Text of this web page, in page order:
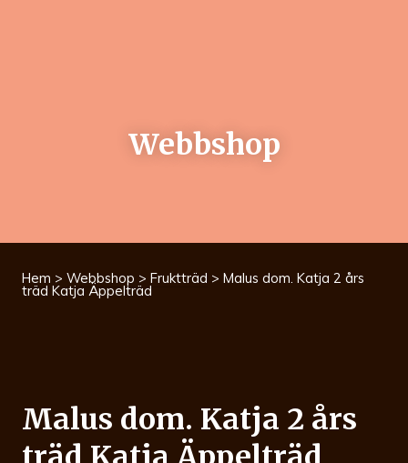
Webbshop
Hem > Webbshop > Fruktträd > Malus dom. Katja 2 års
träd Katja Äppelträd
Malus dom. Katja 2 års